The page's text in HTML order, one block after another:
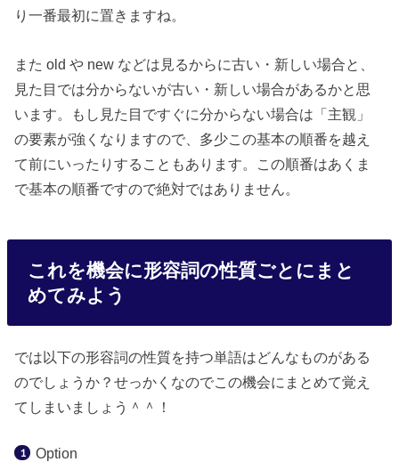
り一番最初に置きますね。
また old や new などは見るからに古い・新しい場合と、
見た目では分からないが古い・新しい場合があるかと思
います。もし見た目ですぐに分からない場合は「主観」
の要素が強くなりますので、多少この基本の順番を越え
て前にいったりすることもあります。この順番はあくま
で基本の順番ですので絶対ではありません。
これを機会に形容詞の性質ごとにまと
めてみよう
では以下の形容詞の性質を持つ単語はどんなものがある
のでしょうか？せっかくなのでこの機会にまとめて覚え
てしまいましょう＾＾！
Option